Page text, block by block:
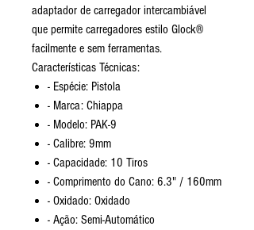
adaptador de carregador intercambiável
que permite carregadores estilo Glock®
facilmente e sem ferramentas.
Características Técnicas:
- Espécie: Pistola
- Marca: Chiappa
- Modelo: PAK-9
- Calibre: 9mm
- Capacidade: 10 Tiros
- Comprimento do Cano: 6.3" / 160mm
- Oxidado: Oxidado
- Ação: Semi-Automático